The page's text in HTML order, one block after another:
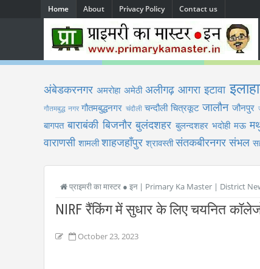
Home About Privacy Policy Contact us
अंबेडकरनगर अमरोहा अमेठी अलीगढ़ आगरा इटावा
गौतमबुद्ध नगर गौतमबुद्धनगर चंदौली चन्दौली चित्रकूट जालौन जौनपुर
बागपत बाराबंकी बिजनौर बुलंदशहर बुलन्दशहर भदोही मऊ
वाराणसी शामली शाहजहाँपुर श्रावस्ती संतकबीरनगर संभल
प्राइमरी का मास्टर ● इन | Primary Ka Master | District
NIRF रैंकिंग में सुधार के लिए चयनित
October 23, 2023